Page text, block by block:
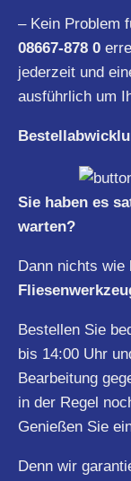
– Kein Problem
08667-878 0
jederzeit und
ausführlich um
Sie haben es
warten?
Dann nichts
Bestellen Sie
bis 14:00 Uhr
Bearbeitung
in der Regel
Genießen Sie
Denn wir